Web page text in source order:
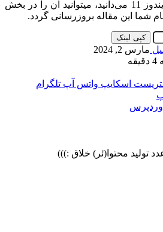
قابلیتی مخفی و ویژه از ویندوز 11 می‌دانید، میتوانید آن را در بخش
شما این مقاله بروزرسانی گردد.
کپی لینک
مارس 2, 2024
اسکایپ واتس آپ تلگرام